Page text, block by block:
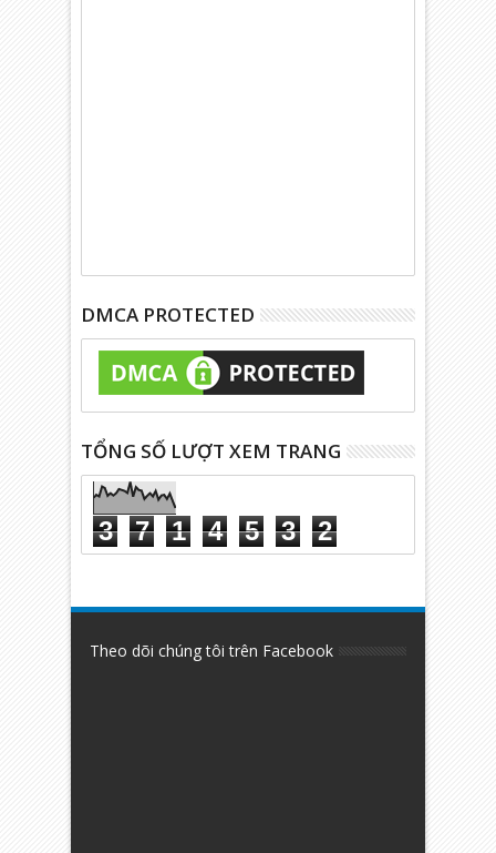
DMCA PROTECTED
TỔNG SỐ LƯỢT XEM TRANG
3 7 1 4 5 3 2
Theo dõi chúng tôi trên Facebook